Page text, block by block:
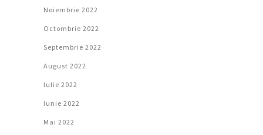
Noiembrie 2022
Octombrie 2022
Septembrie 2022
August 2022
Iulie 2022
Iunie 2022
Mai 2022